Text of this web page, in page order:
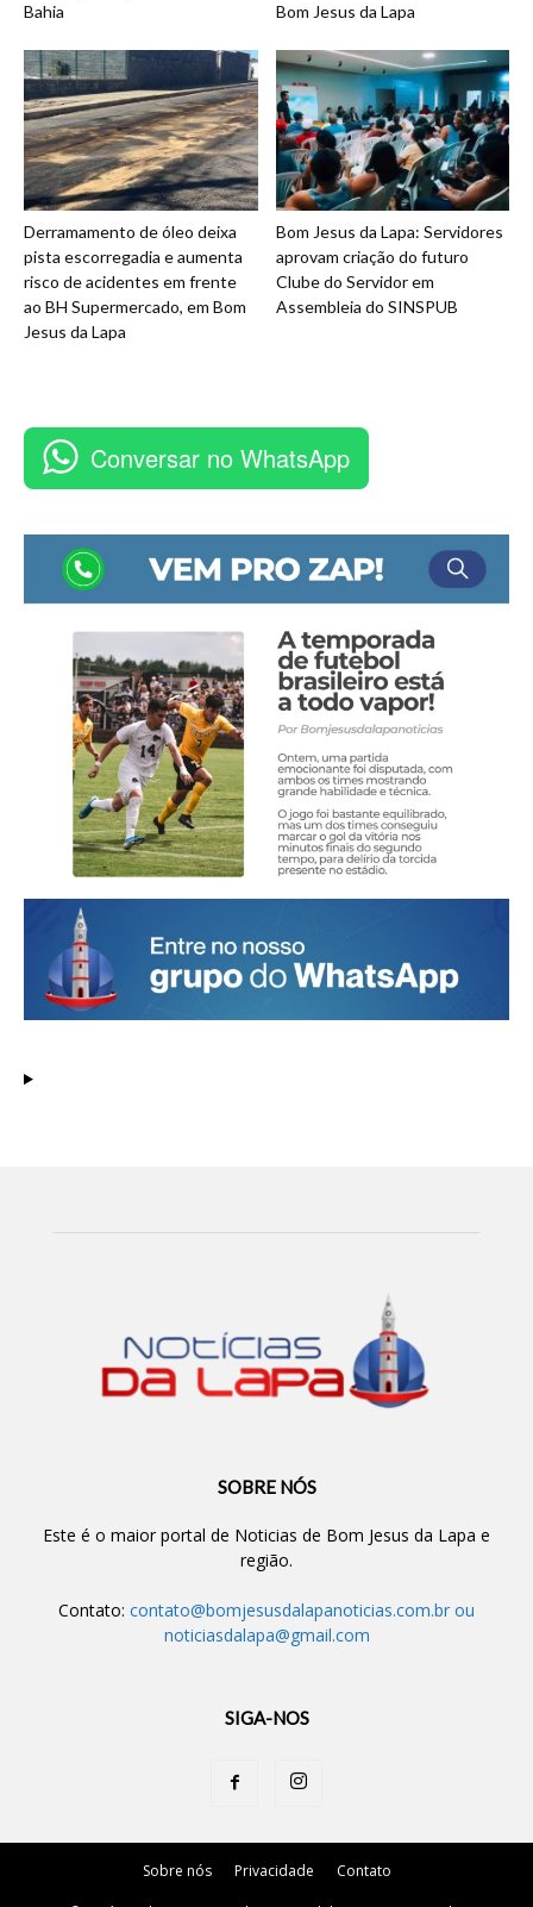
Bahia
Bom Jesus da Lapa
Derramamento de óleo deixa
pista escorregadia e aumenta
risco de acidentes em frente
ao BH Supermercado, em Bom
Jesus da Lapa
Bom Jesus da Lapa: Servidores
aprovam criação do futuro
Clube do Servidor em
Assembleia do SINSPUB
Conversar no WhatsApp
SOBRE NÓS
Este é o maior portal de Noticias de Bom Jesus da Lapa e
região.
Contato: contato@bomjesusdalapanoticias.com.br ou
noticiasdalapa@gmail.com
SIGA-NOS
Sobre nós Privacidade Contato